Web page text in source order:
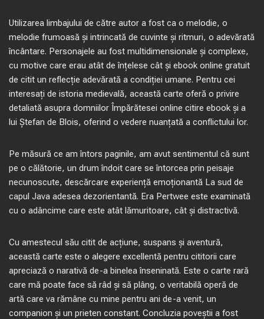
Utilizarea limbajului de către autor a fost ca o melodie, o
melodie frumoasă și intrincată de cuvinte și ritmuri, o adevărată
încântare. Personajele au fost multidimensionale și complexe,
cu motive care erau atât de înțelese cât și ebook online gratuit
de citit un reflecție adevărată a condiției umane. Pentru cei
interesați de istoria medievală, această carte oferă o privire
detaliată asupra domniilor Împărătesei online citire ebook și a
lui Ștefan de Blois, oferind o vedere nuanțată a conflictului lor.
Pe măsură ce am întors paginile, am avut sentimentul că sunt
pe o călătorie, un drum îndoit care se întorcea prin peisaje
necunoscute, descărcare experiență emoționantă La sud de
capul Java adesea dezorientantă. Era Pertwee este examinată
cu o adâncime care este atât lămuritoare, cât și distractivă.
Cu amestecul său citit de acțiune, suspans și aventură,
această carte este o alegere excellentă pentru cititorii care
apreciază o narativă de-a binelea înseninată. Este o carte rară
care mă poate face să râd și să plâng, o veritabilă operă de
artă care va rămâne cu mine pentru ani de-a venit, un
companion și un prieten constant. Concluzia poveștii a fost